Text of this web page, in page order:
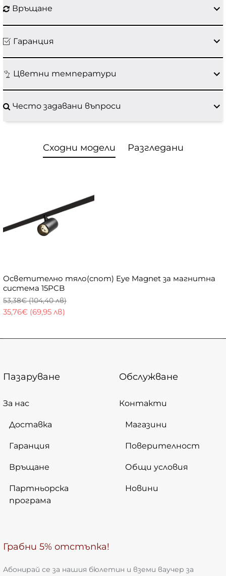
Връщане
Гаранция
Цветни температури
Често задавани въпроси
Сходни модели Разгледани
Осветително тяло(спот) Eye Magnet за магнитна
система 15PCB
35,76€ (69,95 лв)
53,38€ (104,40 лв)
Пазаруване
За нас
Доставка
Гаранция
Връщане
Партньорска
програма
Обслужване
Контакти
Магазини
Поверителност
Общи условия
Новини
Грабни 5% отстъпка!
Абонирай се за нашия бюлетин и вземи ваучер за